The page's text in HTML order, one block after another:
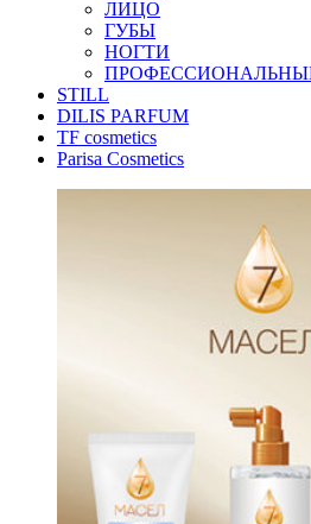
ЛИЦО
ГУБЫ
НОГТИ
STILL
DILIS PARFUM
TF cosmetics
Parisa Cosmetics